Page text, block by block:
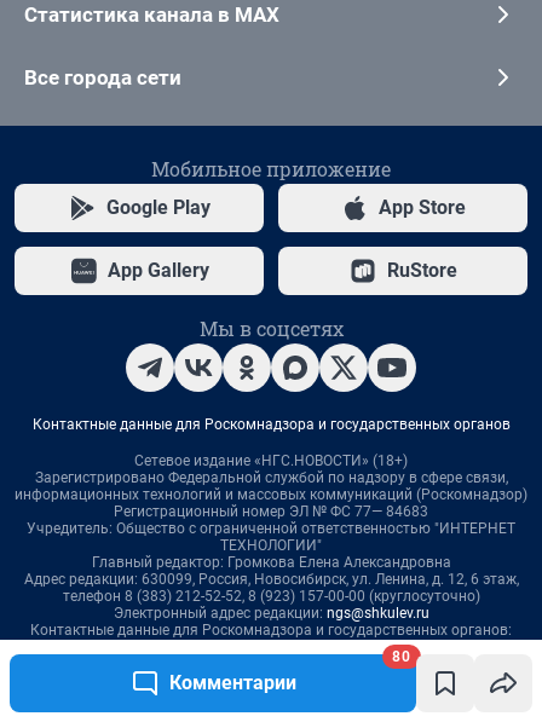
Комментарии
80
Статистика канала в MAX
Все города сети
Мобильное приложение
Google Play App Store
App Gallery RuStore
Мы в соцсетях
Контактные данные для Роскомнадзора и государственных органов
Сетевое издание «НГС.НОВОСТИ» (18+)
Зарегистрировано Федеральной службой по надзору в сфере связи,
информационных технологий и массовых коммуникаций (Роскомнадзор)
Регистрационный номер ЭЛ № ФС 77— 84683
Учредитель: Общество с ограниченной ответственностью "ИНТЕРНЕТ
ТЕХНОЛОГИИ"
Главный редактор: Громкова Елена Александровна
Адрес редакции: 630099, Россия, Новосибирск, ул. Ленина, д. 12, 6 этаж,
телефон 8 (383) 212-52-52, 8 (923) 157-00-00 (круглосуточно)
Электронный адрес редакции: ngs@shkulev.ru
Контактные данные для Роскомнадзора и государственных органов:
или воспользуйтесьвеб-формой
Связаться с отделом продаж: 8 (383) 212-52-52, 8 (800) 200-03-83 (звонок